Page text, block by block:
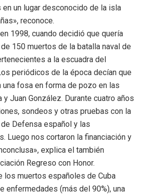
un lugar desconocido de la isla
reconoce.
1998, cuando decidió que quería
150 muertos de la batalla naval de
a la escuadra del
periódicos de la época decían que
fosa en forma de pozo en las
Juan González. Durante cuatro años
sondeos y otras pruebas con la
Defensa español y las
Luego nos cortaron la financiación y
explica el también
Regreso con Honor.
los muertos españoles de Cuba
enfermedades (más del 90%), una